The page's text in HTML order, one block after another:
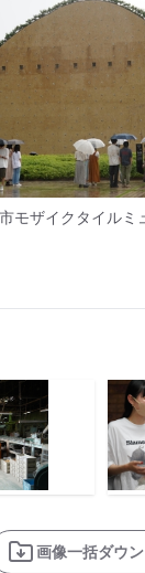
モザイクタイルミ
画像一括ダウ